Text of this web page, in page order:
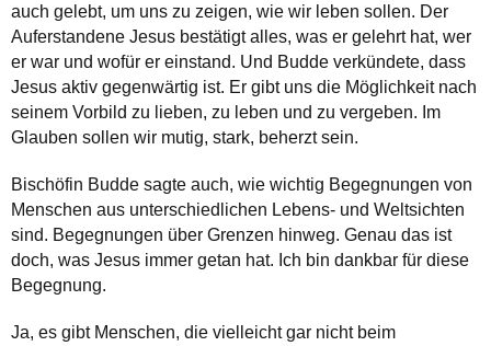
auch gelebt, um uns zu zeigen, wie wir leben sollen. Der
Auferstandene Jesus bestätigt alles, was er gelehrt hat, wer
er war und wofür er einstand. Und Budde verkündete, dass
Jesus aktiv gegenwärtig ist. Er gibt uns die Möglichkeit nach
seinem Vorbild zu lieben, zu leben und zu vergeben. Im
Glauben sollen wir mutig, stark, beherzt sein.
Bischöfin Budde sagte auch, wie wichtig Begegnungen von
Menschen aus unterschiedlichen Lebens- und Weltsichten
sind. Begegnungen über Grenzen hinweg. Genau das ist
doch, was Jesus immer getan hat. Ich bin dankbar für diese
Begegnung.
Ja, es gibt Menschen, die vielleicht gar nicht beim